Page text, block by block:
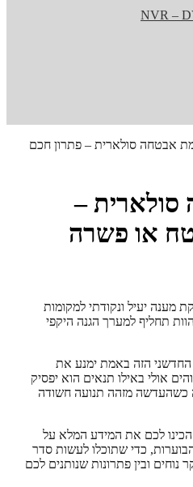
אבטחה סולארית – פתרון חכם
–
או פשרה
יעיל ונקודתי למקומות
תחליף למערך הגנה היקפי
הזה באמת ימנע את
אולי באילו תנאים הוא יפסיק
כשהעדשה מזהה תנועה חשודה
המומחים שלנו במוקד אמון 99 הכינו לכם את המידע המלא על
כדי שתוכלו לעשות סדר
נוחים ובין פתרונות שנותנים לכם